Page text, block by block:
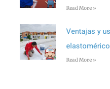
Read More »
Ventajas y
elastomérico
Read More »